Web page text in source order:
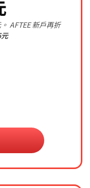
AFTEE 新戶再折